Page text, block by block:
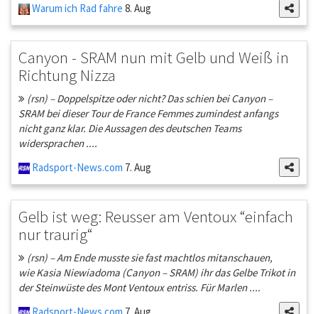
Warum ich Rad fahre 8. Aug
Canyon - SRAM nun mit Gelb und Weiß in
Richtung Nizza
(rsn) – Doppelspitze oder nicht? Das schien bei Canyon –
SRAM bei dieser Tour de France Femmes zumindest anfangs
nicht ganz klar. Die Aussagen des deutschen Teams
widersprachen ....
Radsport-News.com 7. Aug
Gelb ist weg: Reusser am Ventoux “einfach
nur traurig“
(rsn) – Am Ende musste sie fast machtlos mitanschauen,
wie Kasia Niewiadoma (Canyon – SRAM) ihr das Gelbe Trikot in
der Steinwüste des Mont Ventoux entriss. Für Marlen ....